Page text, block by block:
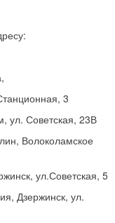
3
ул. Советская, 23В
Волоколамское
ул.Советская, 5
Дзержинск, ул.